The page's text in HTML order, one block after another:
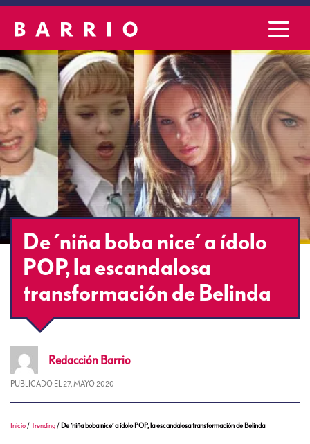
De ´niña boba nice´ a ídolo
POP, la escandalosa
transformación de Belinda
Redacción Barrio
PUBLICADO EL 27, MAYO 2020
Inicio /Trending / De ´niña boba nice´ a ídolo POP, la escandalosa transformación de Belinda